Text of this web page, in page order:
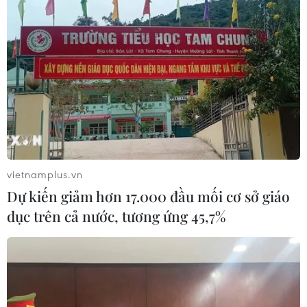
nghiêm các cơ sở vi phạm quy định phòng cháy
chữa cháy; kiên quyết kiến nghị các cấp có
thẩm quyền đình chỉ, rút giấy phép kinh doanh
đối với những cơ sở không khắc phục những vi
phạm mà lực lượng kiểm tra đã kiến nghị./.
(Vietnam+)
vietnamplus.vn
Dự kiến giảm hơn 17.000 đầu mối cơ sở giáo
dục trên cả nước, tương ứng 45,7%